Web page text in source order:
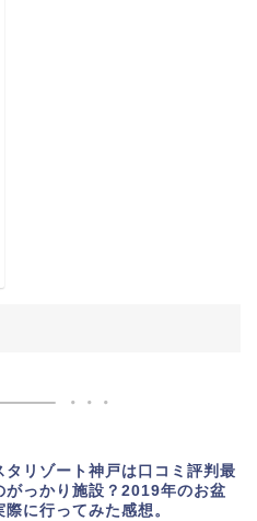
タリゾート神戸は口コミ評判最
がっかり施設？2019年のお盆
際に行ってみた感想。